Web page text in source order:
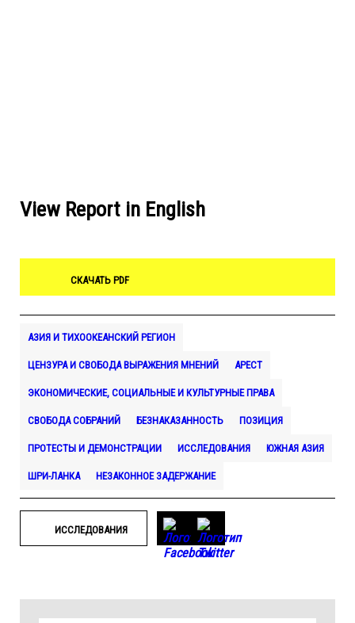
View Report in English
СКАЧАТЬ PDF
АЗИЯ И ТИХООКЕАНСКИЙ РЕГИОН
ЦЕНЗУРА И СВОБОДА ВЫРАЖЕНИЯ МНЕНИЙ АРЕСТ
ЭКОНОМИЧЕСКИЕ, СОЦИАЛЬНЫЕ И КУЛЬТУРНЫЕ ПРАВА
СВОБОДА СОБРАНИЙ БЕЗНАКАЗАННОСТЬ ПОЗИЦИЯ
ПРОТЕСТЫ И ДЕМОНСТРАЦИИ ИССЛЕДОВАНИЯ ЮЖНАЯ АЗИЯ
ШРИ-ЛАНКА НЕЗАКОННОЕ ЗАДЕРЖАНИЕ
ИССЛЕДОВАНИЯ